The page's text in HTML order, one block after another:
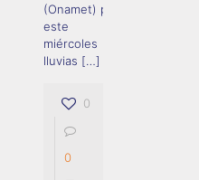
(Onamet) pronosticó
este
miércoles
lluvias […]
0
0